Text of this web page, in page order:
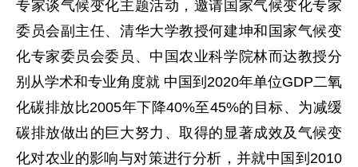
专家谈气候变化主题活动，邀请国家气候变化专家
委员会副主任、清华大学教授何建坤和国家气候变
化专家委员会委员、中国农业科学院林而达教授分
别从学术和专业角度就 中国到2020年单位GDP二氧
化碳排放比2005年下降40%至45%的目标、为减缓
碳排放做出的巨大努力、取得的显著成效及气候变
化对农业的影响与对策进行分析，并就中国到2010